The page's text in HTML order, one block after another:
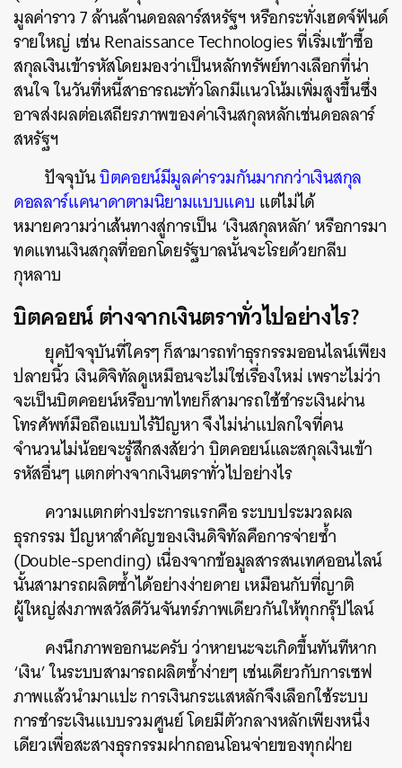
มูลค่าราว 7 ล้านล้านดอลลาร์สหรัฐฯ หรือกระทั่งเฮดจ์ฟันด์
รายใหญ่ เช่น Renaissance Technologies ที่เริ่มเข้าซื้อ
สกุลเงินเข้ารหัสโดยมองว่าเป็นหลักทรัพย์ทางเลือกที่น่า
สนใจ ในวันที่หนี้สาธารณะทั่วโลกมีแนวโน้มเพิ่มสูงขึ้นซึ่ง
อาจส่งผลต่อเสถียรภาพของค่าเงินสกุลหลักเช่นดอลลาร์
สหรัฐฯ
ปัจจุบันบิตคอยน์มีมูลค่ารวมกันมากกว่าเงินสกุล
ดอลลาร์แคนาดาตามนิยามแบบแคบ แต่ไม่ได้
หมายความว่าเส้นทางสู่การเป็น ‘เงินสกุลหลัก’ หรือการมา
ทดแทนเงินสกุลที่ออกโดยรัฐบาลนั้นจะโรยด้วยกลีบ
กุหลาบ
บิตคอยน์ ต่างจากเงินตราทั่วไปอย่างไร?
ยุคปัจจุบันที่ใครๆ ก็สามารถทำธุรกรรมออนไลน์เพียง
ปลายนิ้ว เงินดิจิทัลดูเหมือนจะไม่ใช่เรื่องใหม่ เพราะไม่ว่า
จะเป็นบิตคอยน์หรือบาทไทยก็สามารถใช้ชำระเงินผ่าน
โทรศัพท์มือถือแบบไร้ปัญหา จึงไม่น่าแปลกใจที่คน
จำนวนไม่น้อยจะรู้สึกสงสัยว่า บิตคอยน์และสกุลเงินเข้า
รหัสอื่นๆ แตกต่างจากเงินตราทั่วไปอย่างไร
ความแตกต่างประการแรกคือ ระบบประมวลผล
ธุรกรรม ปัญหาสำคัญของเงินดิจิทัลคือการจ่ายซ้ำ
(Double-spending) เนื่องจากข้อมูลสารสนเทศออนไลน์
นั้นสามารถผลิตซ้ำได้อย่างง่ายดาย เหมือนกับที่ญาติ
ผู้ใหญ่ส่งภาพสวัสดีวันจันทร์ภาพเดียวกันให้ทุกกรุ๊ปไลน์
คงนึกภาพออกนะครับ ว่าหายนะจะเกิดขึ้นทันทีหาก
‘เงิน’ ในระบบสามารถผลิตซ้ำง่ายๆ เช่นเดียวกับการเซฟ
ภาพแล้วนำมาแปะ การเงินกระแสหลักจึงเลือกใช้ระบบ
การชำระเงินแบบรวมศูนย์ โดยมีตัวกลางหลักเพียงหนึ่ง
เดียวเพื่อสะสางธุรกรรมฝากถอนโอนจ่ายของทุกฝ่าย